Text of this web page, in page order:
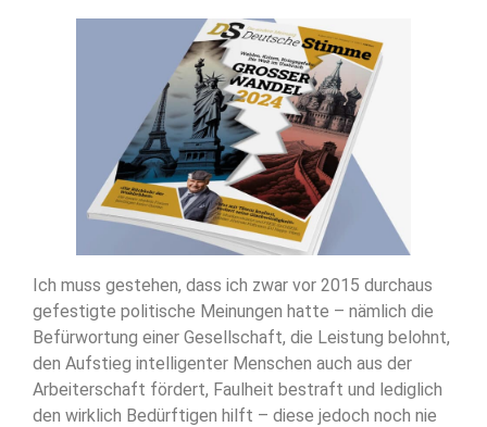
Ich muss gestehen, dass ich zwar vor 2015 durchaus
gefestigte politische Meinungen hatte – nämlich die
Befürwortung einer Gesellschaft, die Leistung belohnt,
den Aufstieg intelligenter Menschen auch aus der
Arbeiterschaft fördert, Faulheit bestraft und lediglich
den wirklich Bedürftigen hilft – diese jedoch noch nie